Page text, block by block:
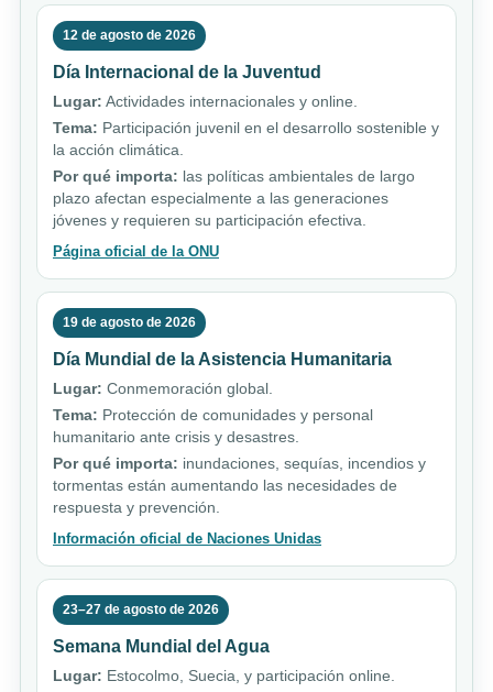
12 de agosto de 2026
Día Internacional de la Juventud
Lugar: Actividades internacionales y online.
Tema: Participación juvenil en el desarrollo sostenible y
la acción climática.
Por qué importa: las políticas ambientales de largo
plazo afectan especialmente a las generaciones
jóvenes y requieren su participación efectiva.
Página oficial de la ONU
19 de agosto de 2026
Día Mundial de la Asistencia Humanitaria
Lugar: Conmemoración global.
Tema: Protección de comunidades y personal
humanitario ante crisis y desastres.
Por qué importa: inundaciones, sequías, incendios y
tormentas están aumentando las necesidades de
respuesta y prevención.
Información oficial de Naciones Unidas
23–27 de agosto de 2026
Semana Mundial del Agua
Lugar: Estocolmo, Suecia, y participación online.